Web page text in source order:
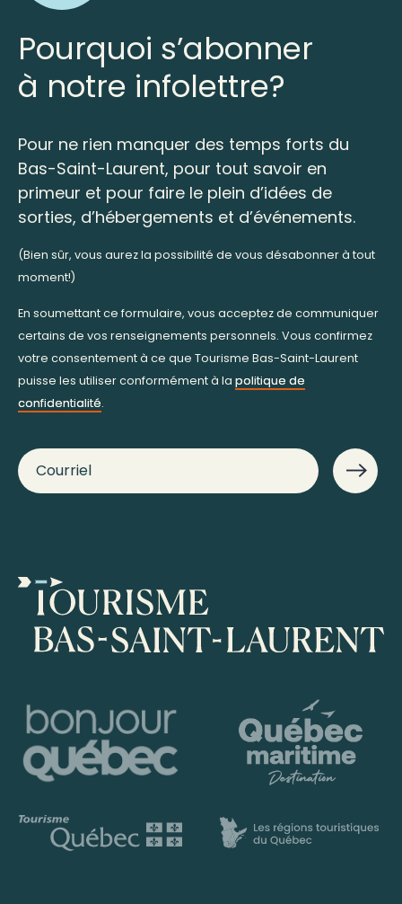
Pourquoi s’abonner
à notre infolettre?
Pour ne rien manquer des temps forts du
Bas-Saint-Laurent, pour tout savoir en
primeur et pour faire le plein d’idées de
sorties, d’hébergements et d’événements.
(Bien sûr, vous aurez la possibilité de vous désabonner à tout
moment!)
En soumettant ce formulaire, vous acceptez de communiquer
certains de vos renseignements personnels. Vous confirmez
votre consentement à ce que Tourisme Bas-Saint-Laurent
puisse les utiliser conformément à la politique de
confidentialité.